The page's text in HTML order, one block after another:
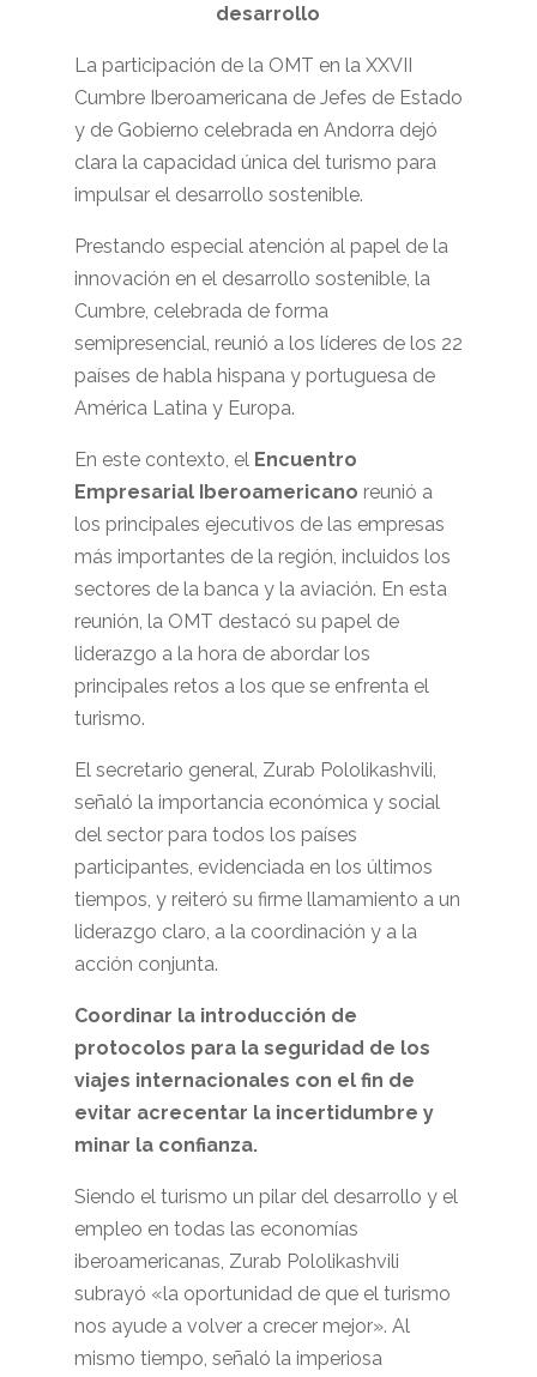
desarrollo
La participación de la OMT en la XXVII
Cumbre Iberoamericana de Jefes de Estado
y de Gobierno celebrada en Andorra dejó
clara la capacidad única del turismo para
impulsar el desarrollo sostenible.
Prestando especial atención al papel de la
innovación en el desarrollo sostenible, la
Cumbre, celebrada de forma
semipresencial, reunió a los líderes de los 22
países de habla hispana y portuguesa de
América Latina y Europa.
En este contexto, el Encuentro
Empresarial Iberoamericano reunió a
los principales ejecutivos de las empresas
más importantes de la región, incluidos los
sectores de la banca y la aviación. En esta
reunión, la OMT destacó su papel de
liderazgo a la hora de abordar los
principales retos a los que se enfrenta el
turismo.
El secretario general, Zurab Pololikashvili,
señaló la importancia económica y social
del sector para todos los países
participantes, evidenciada en los últimos
tiempos, y reiteró su firme llamamiento a un
liderazgo claro, a la coordinación y a la
acción conjunta.
Coordinar la introducción de
protocolos para la seguridad de los
viajes internacionales con el fin de
evitar acrecentar la incertidumbre y
minar la confianza.
Siendo el turismo un pilar del desarrollo y el
empleo en todas las economías
iberoamericanas, Zurab Pololikashvili
subrayó «la oportunidad de que el turismo
nos ayude a volver a crecer mejor». Al
mismo tiempo, señaló la imperiosa